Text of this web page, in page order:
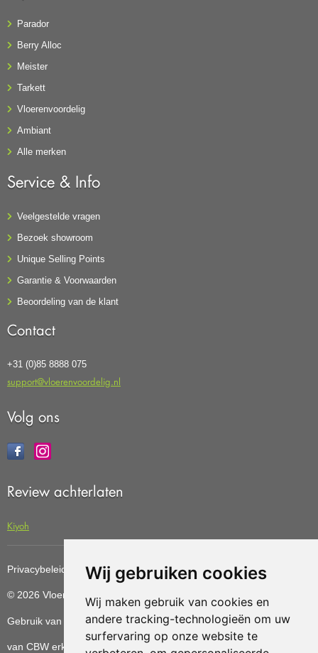
Wij gebruiken cookies
Wij maken gebruik van cookies en
andere tracking-technologieën om uw
surfervaring op onze website te
Parador
Berry Alloc
Meister
Tarkett
Vloerenvoordelig
Ambiant
Alle merken
Service & Info
Veelgestelde vragen
Bezoek showroom
Unique Selling Points
Garantie & Voorwaarden
Beoordeling van de klant
Contact
+31 (0)85 8888 075
support@vloerenvoordelig.nl
Volg ons
Review achterlaten
Kiyoh
Privacybeleid Cookiebeleid Update cookies preferences
© 2026 Vloerenvoordelig
Gebruik van deze site betekent dat u dealgemene voorwaarden
van CBW erkende woonwinkels accepteert.